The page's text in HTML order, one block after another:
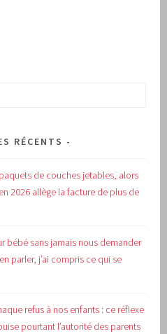
RÉCENTS
de couches jetables, alors
2026 allège la facture de plus de
bébé sans jamais nous demander
parler, j’ai compris ce qui se
refus à nos enfants : ce réflexe
pourtant l’autorité des parents